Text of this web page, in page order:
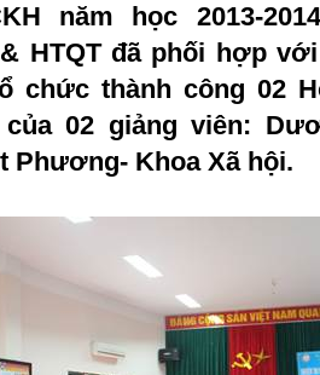
năm học 2013-
HTQT đã phối hợp
chức thành công 02
của 02 giảng viên:
Phương- Khoa Xã hội.